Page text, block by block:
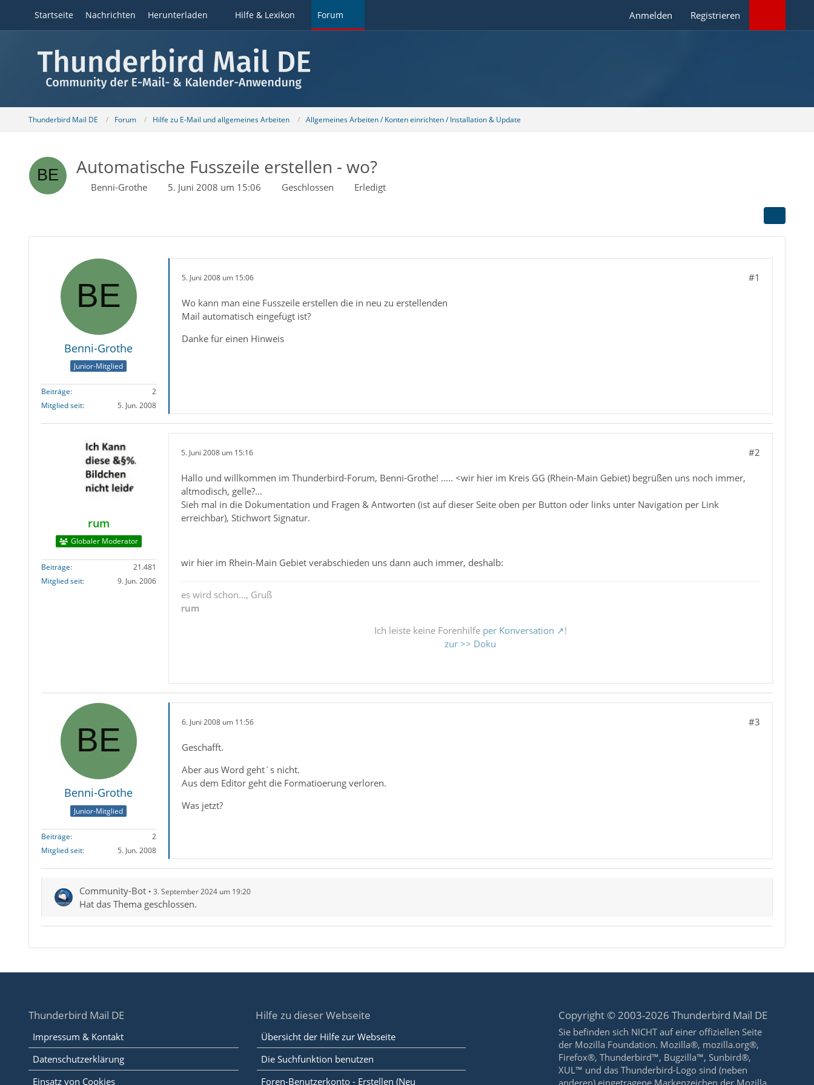
Startseite Nachrichten Herunterladen Hilfe & Lexikon Forum Anmelden Registrieren
Thunderbird Mail DE Forum Hilfe zu E-Mail und allgemeines Arbeiten Allgemeines Arbeiten / Konten einrichten / Installation & Update
Automatische Fusszeile erstellen - wo?
Benni-Grothe 5. Juni 2008 um 15:06 Geschlossen Erledigt
Benni-Grothe
Junior-Mitglied
Beiträge
2
Mitglied seit
5. Jun. 2008
5. Juni 2008 um 15:06 #1
Wo kann man eine Fusszeile erstellen die in neu zu erstellenden
Mail automatisch eingefügt ist?
Danke für einen Hinweis
rum
Globaler Moderator
Beiträge
21.481
Mitglied seit
9. Jun. 2006
5. Juni 2008 um 15:16 #2
Hallo und willkommen im Thunderbird-Forum, Benni-Grothe! ..... <wir hier im Kreis GG (Rhein-Main Gebiet) begrüßen uns noch immer,
altmodisch, gelle?...
Sieh mal in die Dokumentation und Fragen & Antworten (ist auf dieser Seite oben per Button oder links unter Navigation per Link
erreichbar), Stichwort Signatur.
wir hier im Rhein-Main Gebiet verabschieden uns dann auch immer, deshalb:
es wird schon..., Gruß
rum
Ich leiste keine Forenhilfe per Konversation
!
zur >> Doku
Benni-Grothe
Junior-Mitglied
Beiträge
2
Mitglied seit
5. Jun. 2008
6. Juni 2008 um 11:56 #3
Geschafft.
Aber aus Word geht´s nicht.
Aus dem Editor geht die Formatioerung verloren.
Was jetzt?
Community-Bot 3. September 2024 um 19:20
Hat das Thema geschlossen.
Thunderbird Mail DE
Impressum & Kontakt
Datenschutzerklärung
Einsatz von Cookies
Hilfe zu dieser Webseite
Übersicht der Hilfe zur Webseite
Die Suchfunktion benutzen
Foren-Benutzerkonto - Erstellen (Neu
Copyright © 2003-2026 Thunderbird Mail DE
Sie befinden sich NICHT auf einer offiziellen Seite
der Mozilla Foundation. Mozilla®, mozilla.org®,
Firefox®, Thunderbird™, Bugzilla™, Sunbird®,
XUL™ und das Thunderbird-Logo sind (neben
anderen) eingetragene Markenzeichen der Mozilla